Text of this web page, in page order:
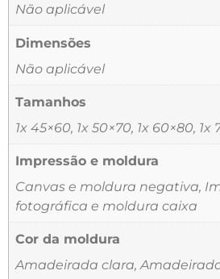
Não aplicável
Dimensões
Não aplicável
Tamanhos
1x 45×60, 1x 50×70, 1x 60×80, 1x
Impressão e moldura
Canvas e moldura negativa,
fotográfica e moldura caixa
Cor da moldura
Amadeirada clara,